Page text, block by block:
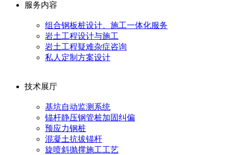
服务内容
组合钢板桩设计、施工一体化服务
岩土工程设计与施工
岩土工程疑难杂症咨询
私人定制方案设计
技术展厅
基坑自动监测系统
锚杆静压钢管桩加固纠偏
预应力钢桩
混凝土抗拔锚杆
旋喷斜抛撑施工工艺